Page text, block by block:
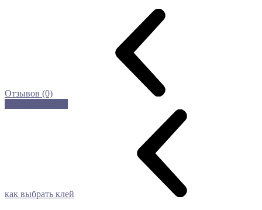
Отзывов (0)
как выбрать клей